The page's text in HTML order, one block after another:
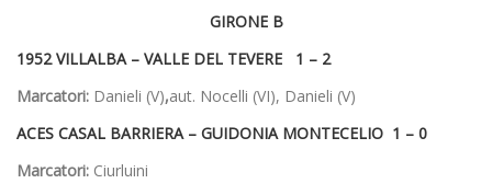
GIRONE B
1952 VILLALBA – VALLE DEL TEVERE 1 – 2
Marcatori: Danieli (V),aut. Nocelli (VI), Danieli (V)
ACES CASAL BARRIERA – GUIDONIA MONTECELIO 1 – 0
Marcatori: Ciurluini